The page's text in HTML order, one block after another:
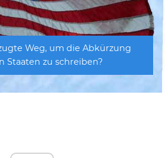
Weg, um die Abkürzung
Staaten zu schreiben?